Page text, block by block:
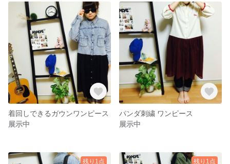
着回しできるガウンワンピース
展示中
パンダ刺繍 ワンピース
展示中
残り1点 残り1点